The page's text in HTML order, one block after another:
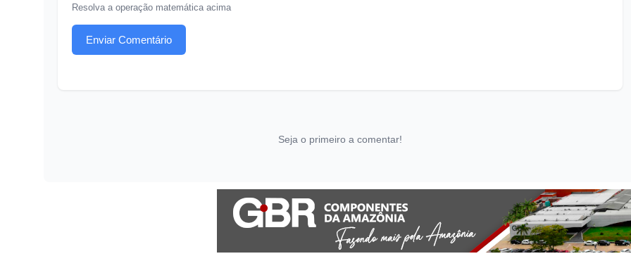
Resolva a operação matemática acima
Enviar Comentário
Seja o primeiro a comentar!